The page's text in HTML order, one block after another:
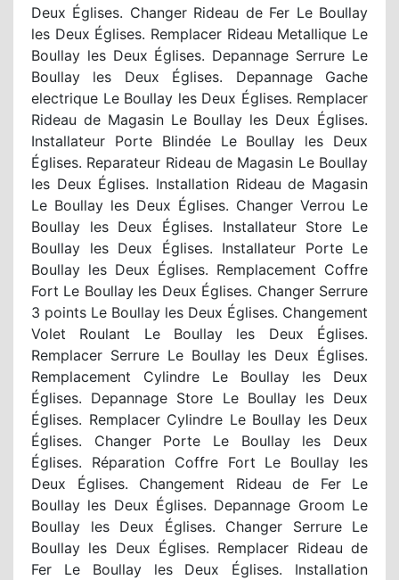
Deux Églises. Changer Rideau de Fer Le Boullay
les Deux Églises. Remplacer Rideau Metallique Le
Boullay les Deux Églises. Depannage Serrure Le
Boullay les Deux Églises. Depannage Gache
electrique Le Boullay les Deux Églises. Remplacer
Rideau de Magasin Le Boullay les Deux Églises.
Installateur Porte Blindée Le Boullay les Deux
Églises. Reparateur Rideau de Magasin Le Boullay
les Deux Églises. Installation Rideau de Magasin
Le Boullay les Deux Églises. Changer Verrou Le
Boullay les Deux Églises. Installateur Store Le
Boullay les Deux Églises. Installateur Porte Le
Boullay les Deux Églises. Remplacement Coffre
Fort Le Boullay les Deux Églises. Changer Serrure
3 points Le Boullay les Deux Églises. Changement
Volet Roulant Le Boullay les Deux Églises.
Remplacer Serrure Le Boullay les Deux Églises.
Remplacement Cylindre Le Boullay les Deux
Églises. Depannage Store Le Boullay les Deux
Églises. Remplacer Cylindre Le Boullay les Deux
Églises. Changer Porte Le Boullay les Deux
Églises. Réparation Coffre Fort Le Boullay les
Deux Églises. Changement Rideau de Fer Le
Boullay les Deux Églises. Depannage Groom Le
Boullay les Deux Églises. Changer Serrure Le
Boullay les Deux Églises. Remplacer Rideau de
Fer Le Boullay les Deux Églises. Installation